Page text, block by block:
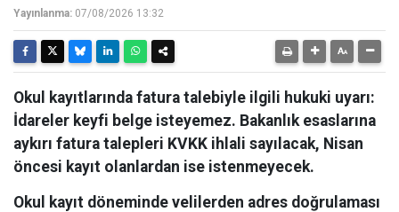
Yayınlanma: 07/08/2026 13:32
Okul kayıtlarında fatura talebiyle ilgili hukuki uyarı:
İdareler keyfi belge isteyemez. Bakanlık esaslarına
aykırı fatura talepleri KVKK ihlali sayılacak, Nisan
öncesi kayıt olanlardan ise istenmeyecek.
Okul kayıt döneminde velilerden adres doğrulaması